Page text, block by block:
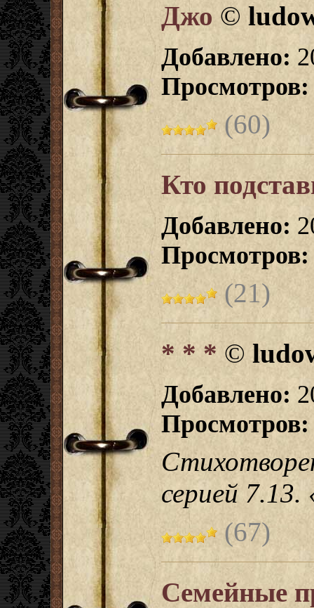
Джо ©
Добавлено:
Просмотров:
(60)
Кто
Добавлено:
Просмотров:
(21)
* * * ©
Добавлено:
Просмотров:
серией 7.13.
(67)
Семейные